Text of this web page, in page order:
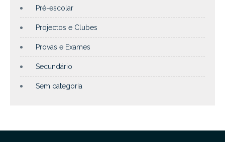
Pré-escolar
Projectos e Clubes
Provas e Exames
Secundário
Sem categoria